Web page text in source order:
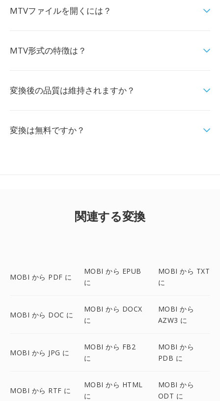
MTVファイルを開くには？
MTV形式の特徴は？
変換後の品質は維持されますか？
変換は無料ですか？
関連する変換
MOBI から PDF に
MOBI から EPUB
に
MOBI から TXT
に
MOBI から DOC に
MOBI から DOCX
に
MOBI から
AZW3 に
MOBI から JPG に
MOBI から FB2
に
MOBI から
PDB に
MOBI から RTF に
MOBI から HTML
に
MOBI から
ODT に